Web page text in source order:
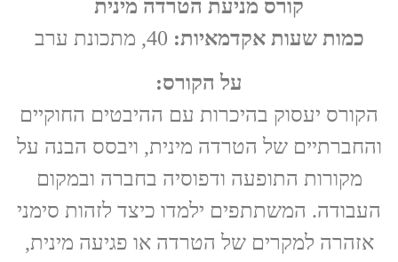
קורס מניעת הטרדה מינית
כמות שעות אקדמאיות: 40, מתכונת ערב
על הקורס:
הקורס יעסוק בהיכרות עם ההיבטים החוקיים
והחברתיים של הטרדה מינית, ויבסס הבנה על
מקורות התופעה ודפוסיה בחברה ובמקום
העבודה. המשתתפים ילמדו כיצד לזהות סימני
אזהרה למקרים של הטרדה או פגיעה מינית,